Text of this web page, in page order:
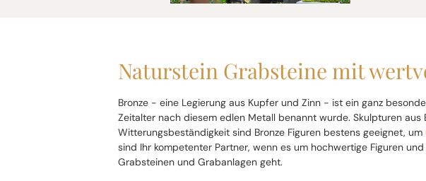
Naturstein Grabsteine mit
Bronze - eine Legierung aus Kupfer und Zinn - ist ein ganz
Zeitalter nach diesem edlen Metall benannt wurde. Skulpturen
Witterungsbeständigkeit sind Bronze Figuren bestens geeignet, um
sind Ihr kompetenter Partner, wenn es um hochwertige Figuren
Grabsteinen und Grabanlagen geht.